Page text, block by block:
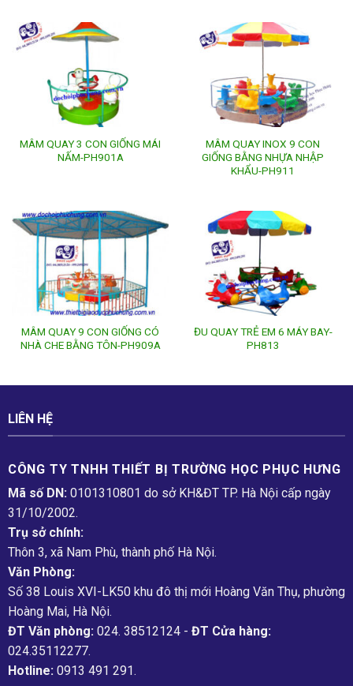
MÂM QUAY 3 CON GIỐNG MÁI
NẤM-PH901A
MÂM QUAY INOX 9 CON
GIỐNG BẰNG NHỰA NHẬP
KHẨU-PH911
MÂM QUAY 9 CON GIỐNG CÓ
NHÀ CHE BẰNG TÔN-PH909A
ĐU QUAY TRẺ EM 6 MÁY BAY-
PH813
LIÊN HỆ
CÔNG TY TNHH THIẾT BỊ TRƯỜNG HỌC PHỤC H­ƯNG
Mã số DN: 0101310801 do sở KH&ĐT TP. Hà Nội cấp ngày
31/10/2002.
Trụ sở chính:
Thôn 3, xã Nam Phù, thành phố Hà Nội.
Văn Phòng:
Số 38 Louis XVI-LK50 khu đô thị mới Hoàng Văn Thụ, phường
Hoàng Mai, Hà Nội.
ĐT Văn phòng:024. 38512124 - ĐT Cửa hàng:
024.35112277.
Hotline:0913 491 291.